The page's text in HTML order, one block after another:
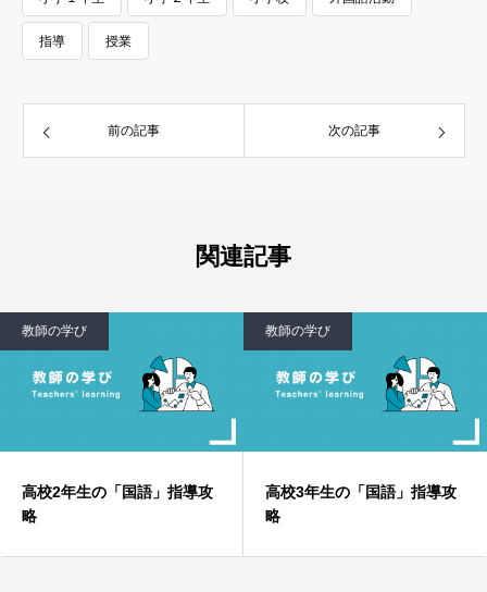
指導 授業
前の記事 次の記事
関連記事
教師の学び
高校2年生の「国語」指導攻
略
教師の学び
高校3年生の「国語」指導攻
略
8. 外国語活動（英語）：はじめての英語！〜言葉の扉
を開く魔法の鍵〜
教師視点：英語への興味と異文化理解の基礎
アナログとデジタルのバランスを意識した手立て：
度、リスニングへの集中力、デジタル活用の積極性